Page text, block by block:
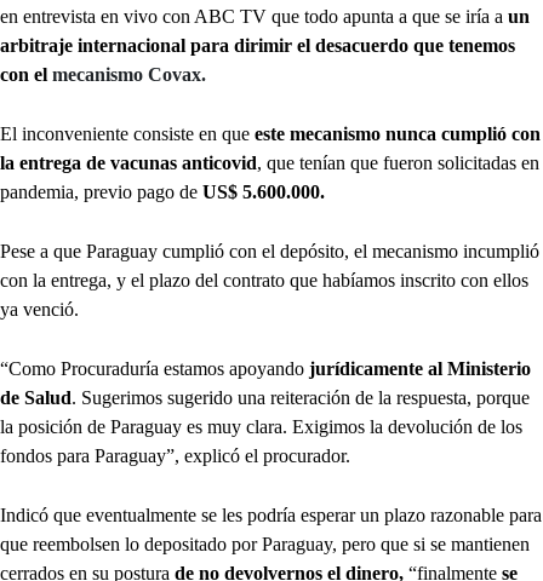
en entrevista en vivo con ABC TV que todo apunta a que se iría a un
arbitraje internacional para dirimir el desacuerdo que tenemos
con el mecanismo Covax.
El inconveniente consiste en que este mecanismo nunca cumplió con
la entrega de vacunas anticovid, que tenían que fueron solicitadas en
pandemia, previo pago de US$ 5.600.000.
Pese a que Paraguay cumplió con el depósito, el mecanismo incumplió
con la entrega, y el plazo del contrato que habíamos inscrito con ellos
ya venció.
“Como Procuraduría estamos apoyando jurídicamente al Ministerio
de Salud. Sugerimos sugerido una reiteración de la respuesta, porque
la posición de Paraguay es muy clara. Exigimos la devolución de los
fondos para Paraguay”, explicó el procurador.
Indicó que eventualmente se les podría esperar un plazo razonable para
que reembolsen lo depositado por Paraguay, pero que si se mantienen
cerrados en su postura de no devolvernos el dinero, “finalmente se